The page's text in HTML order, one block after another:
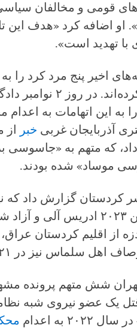
قومی و مخالفان
او اضافه کرد «هدف این
با تهدید است».
اخیر پنج مرد کرد را
کرده‌اند. در
آذربایجان غربی خبر از
که متهم به «جاسوسی
موساد» شده بودند.
گزارش داد که
اسلامی در ژوئن ۲۰۲۳
از اقلیم کردستان
نیز در ۲۱ سپتامبر ۲۰۲۲ دستگیر شده بود.
شش متهم پرونده
قتل یک عضو نیروی شبه
به اعدام